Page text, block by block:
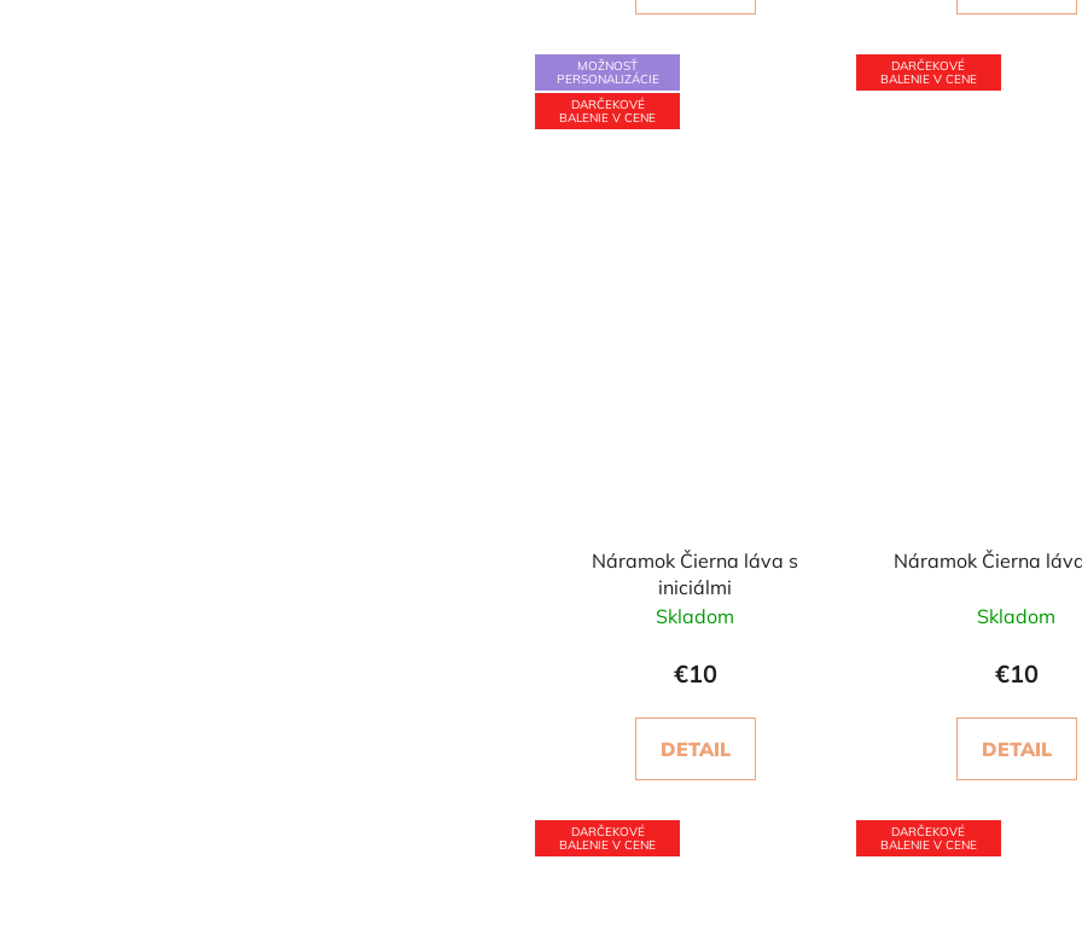
MOŽNOSŤ
PERSONALIZÁCIE
DARČEKOVÉ
BALENIE V CENE
Náramok Čierna láva s
iniciálmi
Skladom
€10
DETAIL
DARČEKOVÉ
BALENIE V CENE
Náramok Čierna
Skladom
€10
DETAIL
DARČEKOVÉ
BALENIE V CENE
DARČEKOVÉ
BALENIE V CENE